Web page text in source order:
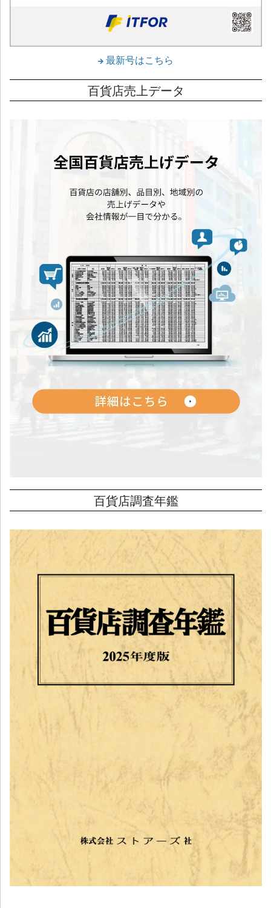
最新号はこちら
百貨店売上データ
百貨店調査年鑑